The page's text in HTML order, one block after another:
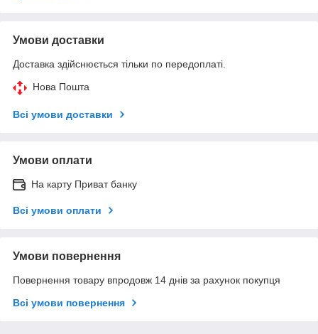
Умови доставки
Доставка здійснюється тільки по передоплаті.
Нова Пошта
Всі умови доставки
Умови оплати
На карту Приват банку
Всі умови оплати
Умови повернення
Повернення товару впродовж 14 днів за рахунок покупця
Всі умови повернення